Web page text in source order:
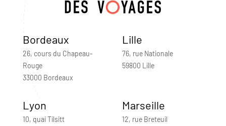
Bordeaux
26, cours du Chapeau-
Rouge
33000 Bordeaux
Lille
76, rue Nationale
59800 Lille
Lyon
10, quai Tilsitt
Marseille
12, rue Breteuil